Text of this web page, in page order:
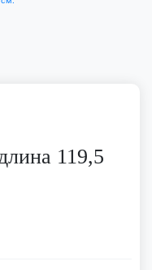
119,5